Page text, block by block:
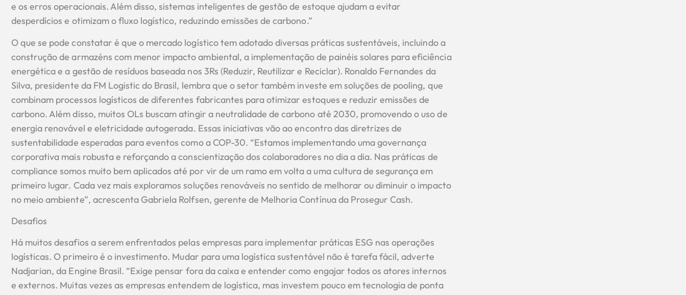
e os erros operacionais. Além disso, sistemas inteligentes de gestão de estoque ajudam a evitar
desperdícios e otimizam o fluxo logístico, reduzindo emissões de carbono.”
O que se pode constatar é que o mercado logístico tem adotado diversas práticas sustentáveis, incluindo a
construção de armazéns com menor impacto ambiental, a implementação de painéis solares para eficiência
energética e a gestão de resíduos baseada nos 3Rs (Reduzir, Reutilizar e Reciclar). Ronaldo Fernandes da
Silva, presidente da FM Logistic do Brasil, lembra que o setor também investe em soluções de pooling, que
combinam processos logísticos de diferentes fabricantes para otimizar estoques e reduzir emissões de
carbono. Além disso, muitos OLs buscam atingir a neutralidade de carbono até 2030, promovendo o uso de
energia renovável e eletricidade autogerada. Essas iniciativas vão ao encontro das diretrizes de
sustentabilidade esperadas para eventos como a COP-30. “Estamos implementando uma governança
corporativa mais robusta e reforçando a conscientização dos colaboradores no dia a dia. Nas práticas de
compliance somos muito bem aplicados até por vir de um ramo em volta a uma cultura de segurança em
primeiro lugar. Cada vez mais exploramos soluções renováveis no sentido de melhorar ou diminuir o impacto
no meio ambiente”, acrescenta Gabriela Rolfsen, gerente de Melhoria Contínua da Prosegur Cash.
Desafios
Há muitos desafios a serem enfrentados pelas empresas para implementar práticas ESG nas operações
logísticas. O primeiro é o investimento. Mudar para uma logística sustentável não é tarefa fácil, adverte
Nadjarian, da Engine Brasil. “Exige pensar fora da caixa e entender como engajar todos os atores internos
e externos. Muitas vezes as empresas entendem de logística, mas investem pouco em tecnologia de ponta